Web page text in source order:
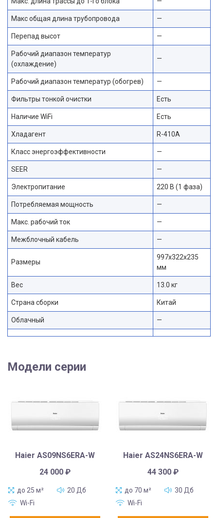
Макс общая длина трубопровода —
Перепад высот —
Рабочий диапазон температур
(охлаждение)
—
Рабочий диапазон температур (обогрев) —
Фильтры тонкой очистки Есть
Наличие WiFi Есть
Хладагент R-410A
Класс энергоэффективности —
SEER —
Электропитание 220 В (1 фаза)
Потребляемая мощность —
Макс. рабочий ток —
Межблочный кабель —
Размеры
997х322х235
мм
Вес 13.0 кг
Страна сборки Китай
Облачный —
Модели серии
Haier AS09NS6ERA-W
24 000₽
до 25 м²
20 Дб
Wi-Fi
Haier AS24NS6ERA-W
44 300 ₽
до 70 м²
30 Дб
Wi-Fi